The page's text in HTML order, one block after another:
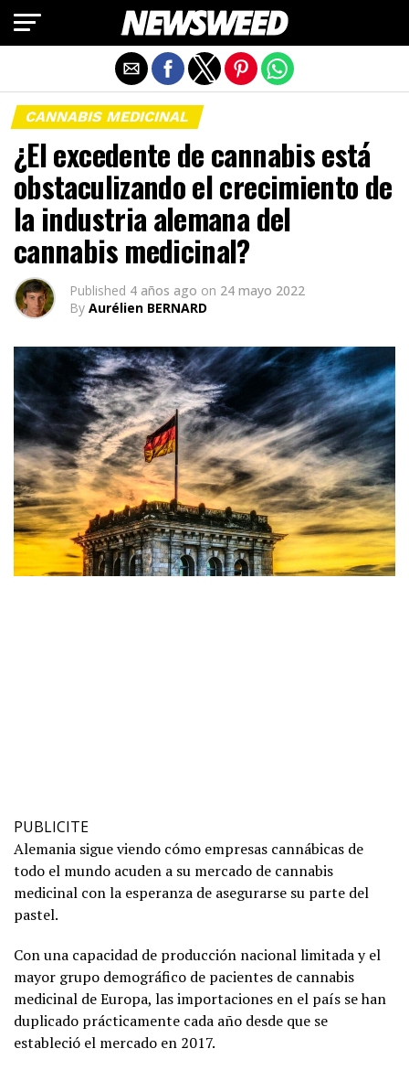
CANNABIS MEDICINAL
¿El excedente de cannabis está
obstaculizando el crecimiento de
la industria alemana del
cannabis medicinal?
Published 4 años ago on 24 mayo 2022
By Aurélien BERNARD
PUBLICITE
Alemania sigue viendo cómo empresas cannábicas de
todo el mundo acuden a su mercado de cannabis
medicinal con la esperanza de asegurarse su parte del
pastel.
Con una capacidad de producción nacional limitada y el
mayor grupo demográfico de pacientes de cannabis
medicinal de Europa, las importaciones en el país se han
duplicado prácticamente cada año desde que se
estableció el mercado en 2017.
Salir de la versión móvil